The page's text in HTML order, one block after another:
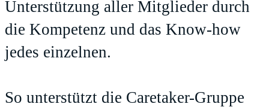
Unterstützung aller Mitglieder durch
die Kompetenz und das Know-how
jedes einzelnen.
So unterstützt die Caretaker-Gruppe